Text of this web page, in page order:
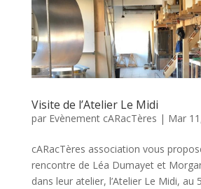
Visite de l’Atelier Le Midi
par Evènement cARacTères | Mar
cARacTères association vous
rencontre de Léa Dumayet et
dans leur atelier, l’Atelier Le Midi, au